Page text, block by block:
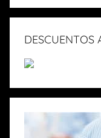
DESCUENTOS